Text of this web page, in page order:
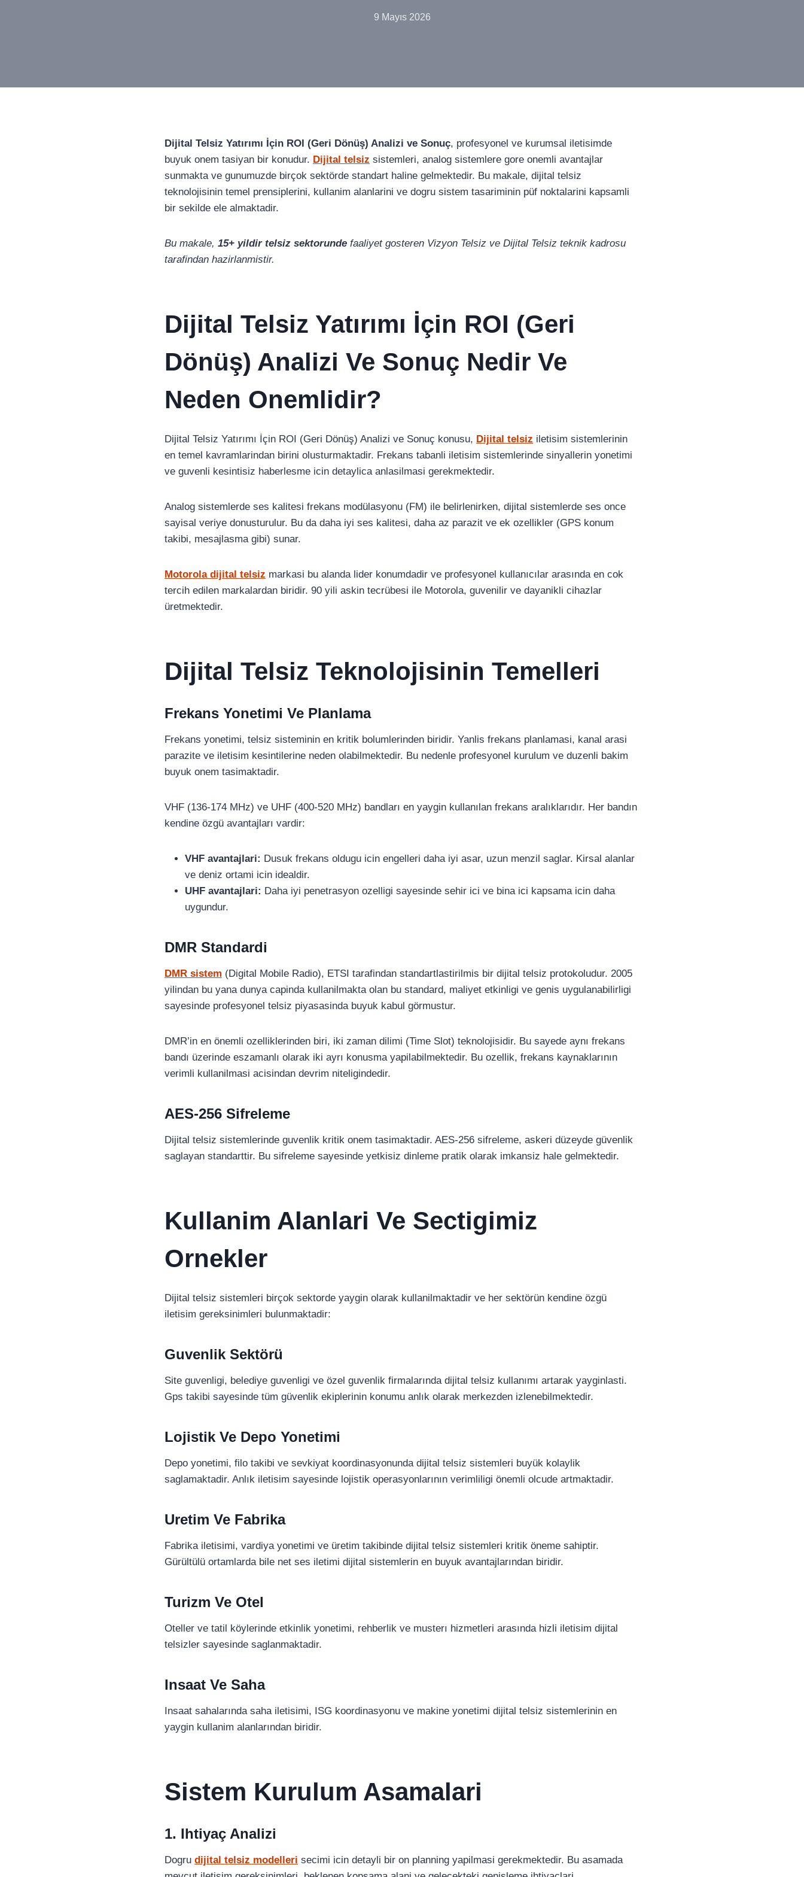
9 Mayıs 2026
Dijital Telsiz Yatırımı İçin ROI (Geri Dönüş) Analizi ve Sonuç, profesyonel ve kurumsal iletisimde
buyuk onem tasiyan bir konudur. Dijital telsiz sistemleri, analog sistemlere gore onemli avantajlar
sunmakta ve gunumuzde birçok sektörde standart haline gelmektedir. Bu makale, dijital telsiz
teknolojisinin temel prensiplerini, kullanim alanlarini ve dogru sistem tasariminin püf noktalarini kapsamli
bir sekilde ele almaktadir.
Bu makale, 15+ yildir telsiz sektorunde faaliyet gosteren Vizyon Telsiz ve Dijital Telsiz teknik kadrosu
tarafindan hazirlanmistir.
Dijital Telsiz Yatırımı İçin ROI (Geri
Dönüş) Analizi Ve Sonuç Nedir Ve
Neden Onemlidir?
Dijital Telsiz Yatırımı İçin ROI (Geri Dönüş) Analizi ve Sonuç konusu, Dijital telsiz iletisim sistemlerinin
en temel kavramlarindan birini olusturmaktadir. Frekans tabanli iletisim sistemlerinde sinyallerin yonetimi
ve guvenli kesintisiz haberlesme icin detaylica anlasilmasi gerekmektedir.
Analog sistemlerde ses kalitesi frekans modülasyonu (FM) ile belirlenirken, dijital sistemlerde ses once
sayisal veriye donusturulur. Bu da daha iyi ses kalitesi, daha az parazit ve ek ozellikler (GPS konum
takibi, mesajlasma gibi) sunar.
Motorola dijital telsiz markasi bu alanda lider konumdadir ve profesyonel kullanıcılar arasında en cok
tercih edilen markalardan biridir. 90 yili askin tecrübesi ile Motorola, guvenilir ve dayanikli cihazlar
üretmektedir.
Dijital Telsiz Teknolojisinin Temelleri
Frekans Yonetimi Ve Planlama
Frekans yonetimi, telsiz sisteminin en kritik bolumlerinden biridir. Yanlis frekans planlamasi, kanal arasi
parazite ve iletisim kesintilerine neden olabilmektedir. Bu nedenle profesyonel kurulum ve duzenli bakim
buyuk onem tasimaktadir.
VHF (136-174 MHz) ve UHF (400-520 MHz) bandları en yaygin kullanılan frekans aralıklarıdır. Her bandın
kendine özgü avantajları vardir:
VHF avantajlari: Dusuk frekans oldugu icin engelleri daha iyi asar, uzun menzil saglar. Kirsal alanlar
ve deniz ortami icin idealdir.
UHF avantajlari: Daha iyi penetrasyon ozelligi sayesinde sehir ici ve bina ici kapsama icin daha
uygundur.
DMR Standardi
DMR sistem (Digital Mobile Radio), ETSI tarafindan standartlastirilmis bir dijital telsiz protokoludur. 2005
yilindan bu yana dunya capinda kullanilmakta olan bu standard, maliyet etkinligi ve genis uygulanabilirligi
sayesinde profesyonel telsiz piyasasinda buyuk kabul görmustur.
DMR’in en önemli ozelliklerinden biri, iki zaman dilimi (Time Slot) teknolojisidir. Bu sayede aynı frekans
bandı üzerinde eszamanlı olarak iki ayrı konusma yapilabilmektedir. Bu ozellik, frekans kaynaklarının
verimli kullanilmasi acisindan devrim niteligindedir.
AES-256 Sifreleme
Dijital telsiz sistemlerinde guvenlik kritik onem tasimaktadir. AES-256 sifreleme, askeri düzeyde güvenlik
saglayan standarttir. Bu sifreleme sayesinde yetkisiz dinleme pratik olarak imkansiz hale gelmektedir.
Kullanim Alanlari Ve Sectigimiz
Ornekler
Dijital telsiz sistemleri birçok sektorde yaygin olarak kullanilmaktadir ve her sektörün kendine özgü
iletisim gereksinimleri bulunmaktadir:
Guvenlik Sektörü
Site guvenligi, belediye guvenligi ve özel guvenlik firmalarında dijital telsiz kullanımı artarak yayginlasti.
Gps takibi sayesinde tüm güvenlik ekiplerinin konumu anlık olarak merkezden izlenebilmektedir.
Lojistik Ve Depo Yonetimi
Depo yonetimi, filo takibi ve sevkiyat koordinasyonunda dijital telsiz sistemleri buyük kolaylik
saglamaktadir. Anlık iletisim sayesinde lojistik operasyonlarının verimliligi önemli olcude artmaktadir.
Uretim Ve Fabrika
Fabrika iletisimi, vardiya yonetimi ve üretim takibinde dijital telsiz sistemleri kritik öneme sahiptir.
Gürültülü ortamlarda bile net ses iletimi dijital sistemlerin en buyuk avantajlarından biridir.
Turizm Ve Otel
Oteller ve tatil köylerinde etkinlik yonetimi, rehberlik ve musterı hizmetleri arasında hizli iletisim dijital
telsizler sayesinde saglanmaktadir.
Insaat Ve Saha
Insaat sahalarında saha iletisimi, ISG koordinasyonu ve makine yonetimi dijital telsiz sistemlerinin en
yaygin kullanim alanlarından biridir.
Sistem Kurulum Asamalari
1. Ihtiyaç Analizi
Dogru dijital telsiz modelleri secimi icin detayli bir on planning yapilmasi gerekmektedir. Bu asamada